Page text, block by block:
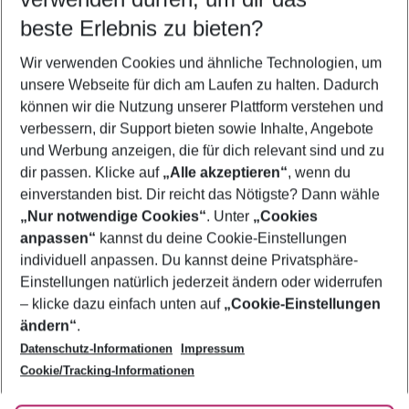
5-8 Nächte
2 Erwachsene Keine Kinder
Mehr Filter anzeigen
Footer
Footer navigation
Über uns
AGB
Bestpreisgarantie
Cookie-Einstellungen ändern
Cookie-Richtlinie
Agenturbetreuung
Barrierefreies Reisen
Folge uns
beste Erlebnis zu bieten?
Wir verwenden Cookies und ähnliche Technologien, um
unsere Webseite für dich am Laufen zu halten. Dadurch
können wir die Nutzung unserer Plattform verstehen und
verbessern, dir Support bieten sowie Inhalte, Angebote
und Werbung anzeigen, die für dich relevant sind und zu
dir passen. Klicke auf „Alle akzeptieren“, wenn du
einverstanden bist. Dir reicht das Nötigste? Dann wähle
„Nur notwendige Cookies“. Unter „Cookies
anpassen“ kannst du deine Cookie-Einstellungen
individuell anpassen. Du kannst deine Privatsphäre-
Einstellungen natürlich jederzeit ändern oder widerrufen
– klicke dazu einfach unten auf „Cookie-Einstellungen
ändern“.
Datenschutz-Informationen
Impressum
Cookie/Tracking-Informationen